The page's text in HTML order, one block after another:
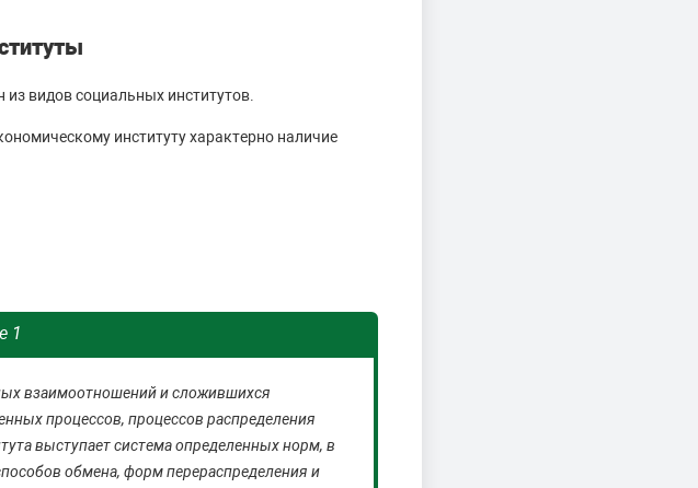
из видов социальных институтов.
институту характерно наличие
1
взаимоотношений и сложившихся
процессов, процессов распределения
выступает система определенных норм, в
обмена, форм перераспределения и